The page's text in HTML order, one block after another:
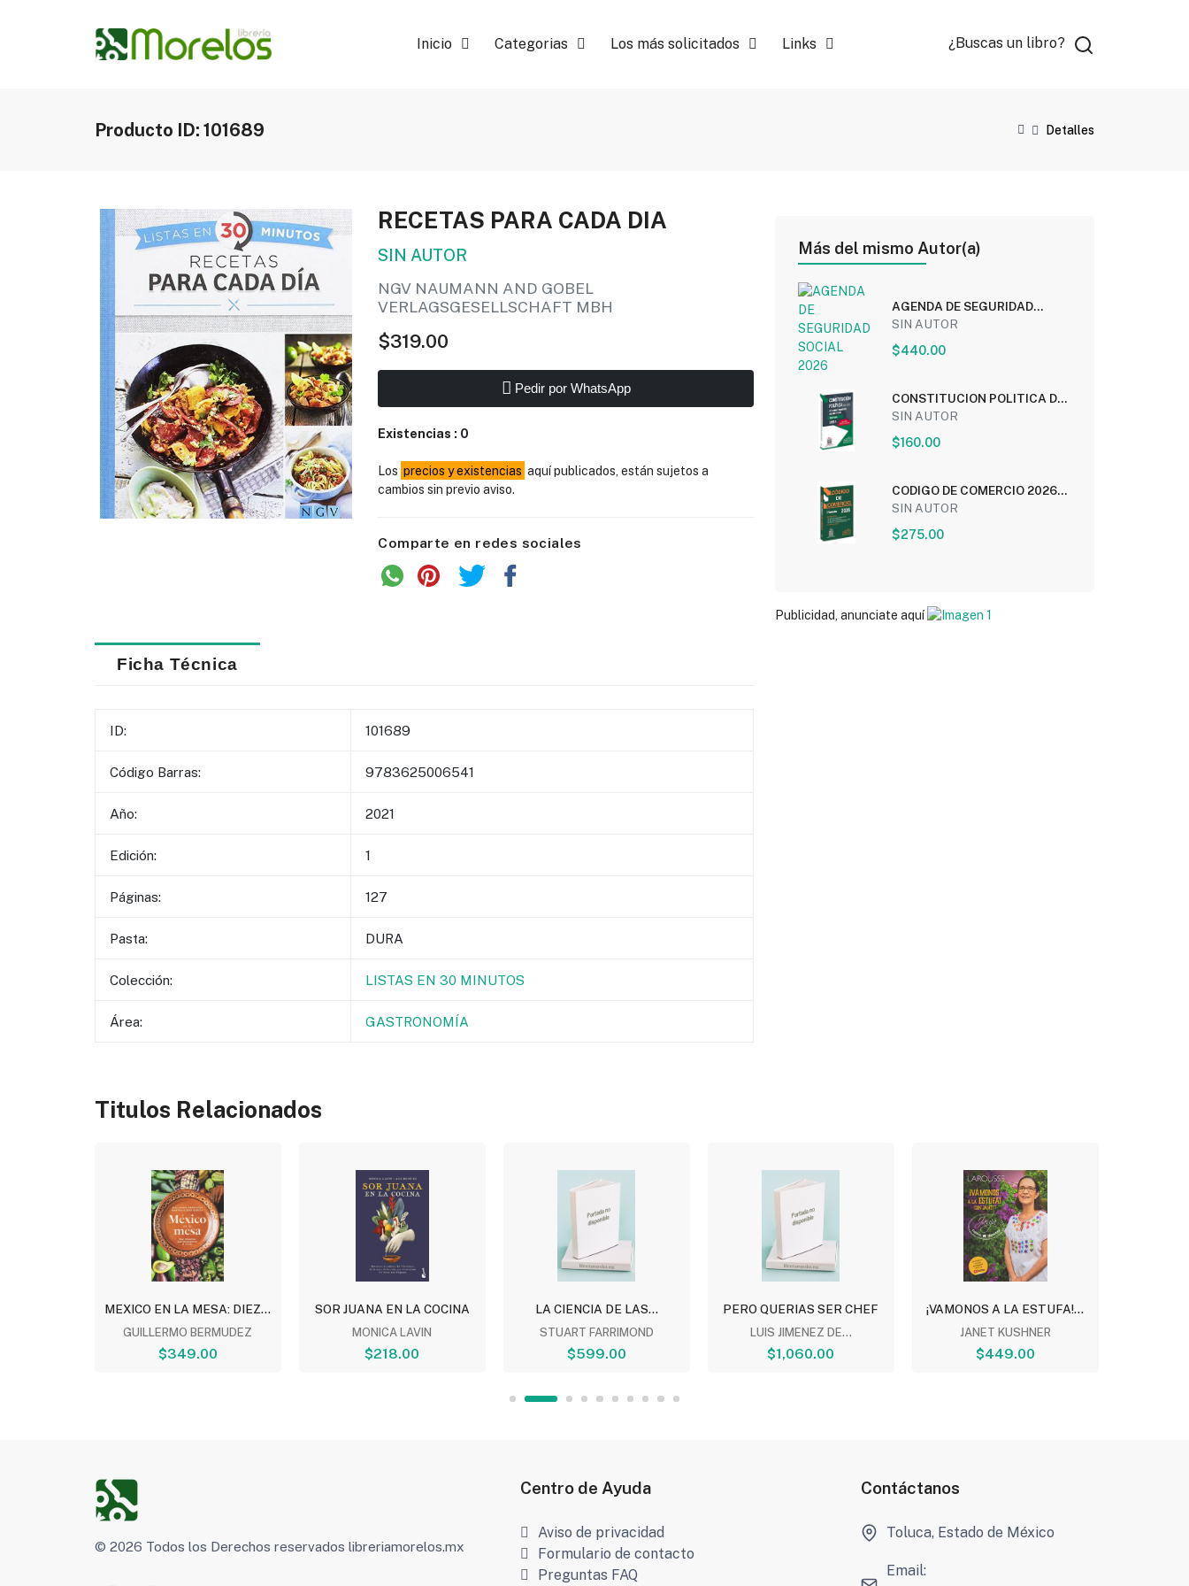
Inicio Categorias Los más solicitados Links ¿Buscas un libro?
Producto ID: 101689 Detalles
RECETAS PARA CADA DIA
SIN AUTOR
NGV NAUMANN AND GOBEL
VERLAGSGESELLSCHAFT MBH
$319.00
Pedir por WhatsApp
Existencias : 0
Los precios y existencias aquí publicados, están sujetos a
cambios sin previo aviso.
Comparte en redes sociales
Ficha Técnica
ID: 101689
Código Barras: 9783625006541
Año: 2021
Edición: 1
Páginas: 127
Pasta: DURA
Colección: LISTAS EN 30 MINUTOS
Área: GASTRONOMÍA
Más del mismo Autor(a)
AGENDA DE SEGURIDAD
SOCIAL 2026
SIN AUTOR
$440.00
CONSTITUCION POLITICA DE
LOS ESTADOS UNIDOS...
SIN AUTOR
$160.00
CODIGO DE COMERCIO 2026
(ECONOMICO)
SIN AUTOR
$275.00
Publicidad, anunciate aquí
Titulos Relacionados
MEXICO EN LA MESA: DIEZ...
GUILLERMO BERMUDEZ
$349.00
SOR JUANA EN LA COCINA
MONICA LAVIN
$218.00
LA CIENCIA DE LAS...
STUART FARRIMOND
$599.00
PERO QUERIAS SER CHEF
LUIS JIMENEZ DE...
$1,060.00
¡VAMONOS A LA ESTUFA!...
JANET KUSHNER
$449.00
© 2026 Todos los Derechos reservados libreriamorelos.mx
Centro de Ayuda
Aviso de privacidad
Formulario de contacto
Preguntas FAQ
Contáctanos
Toluca, Estado de México
Email: